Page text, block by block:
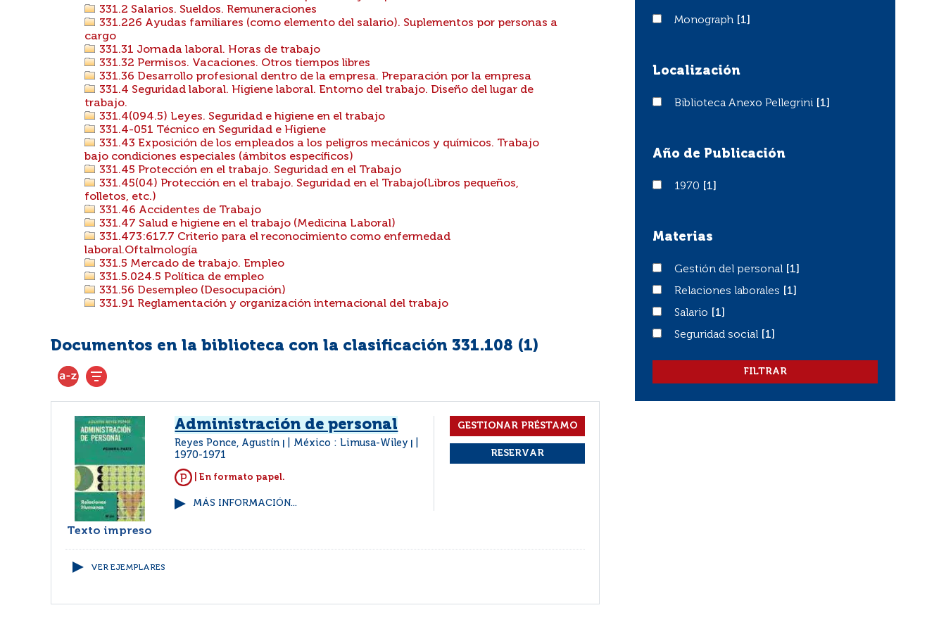
331.2 Salarios. Sueldos. Remuneraciones
331.226 Ayudas familiares (como elemento del salario). Suplementos por personas a
cargo
331.31 Jornada laboral. Horas de trabajo
331.32 Permisos. Vacaciones. Otros tiempos libres
331.36 Desarrollo profesional dentro de la empresa. Preparación por la empresa
331.4 Seguridad laboral. Higiene laboral. Entorno del trabajo. Diseño del lugar de
trabajo.
331.4(094.5) Leyes. Seguridad e higiene en el trabajo
331.4-051 Técnico en Seguridad e Higiene
331.43 Exposición de los empleados a los peligros mecánicos y químicos. Trabajo
bajo condiciones especiales (ámbitos específicos)
331.45 Protección en el trabajo. Seguridad en el Trabajo
331.45(04) Protección en el trabajo. Seguridad en el Trabajo(Libros pequeños,
folletos, etc.)
331.46 Accidentes de Trabajo
331.47 Salud e higiene en el trabajo (Medicina Laboral)
331.473:617.7 Criterio para el reconocimiento como enfermedad
laboral.Oftalmología
331.5 Mercado de trabajo. Empleo
331.5.024.5 Política de empleo
331.56 Desempleo (Desocupación)
331.91 Reglamentación y organización internacional del trabajo
Documentos en la biblioteca con la clasificación 331.108 (1)
Texto impreso
Administración de personal
Reyes Ponce, Agustín México : Limusa-Wiley
1970-1971
| En formato papel.
MÁS INFORMACIÓN...
VER EJEMPLARES
Monograph
Monograph [1]
Localización
Biblioteca Anexo Pellegrini
Biblioteca Anexo Pellegrini [1]
Año de Publicación
19701970 [1]
Materias
Gestión del personal
Gestión del personal
[1]
Relaciones laborales
Relaciones laborales
[1]
SalarioSalario
[1]
Seguridad social
Seguridad social [1]